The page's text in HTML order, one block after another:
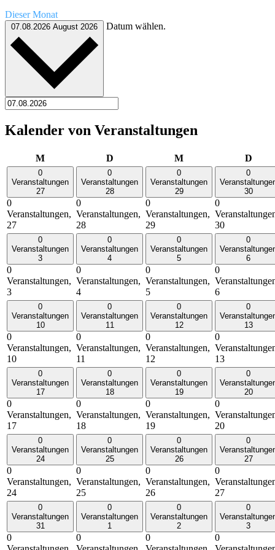
Dieser Monat
07.08.2026 August 2026 Datum wählen.
Kalender von Veranstaltungen
MMontag DDienstag MMittwoch D
0
Veranstaltungen
27
0
Veranstaltungen,
27
0
Veranstaltungen
28
0
Veranstaltungen,
28
0
Veranstaltungen
29
0
Veranstaltungen,
29
0
30
0
30
0
Veranstaltungen
3
0
Veranstaltungen,
3
0
Veranstaltungen
4
0
Veranstaltungen,
4
0
Veranstaltungen
5
0
Veranstaltungen,
5
0
6
0
6
0
Veranstaltungen
10
0
Veranstaltungen,
10
0
Veranstaltungen
11
0
Veranstaltungen,
11
0
Veranstaltungen
12
0
Veranstaltungen,
12
0
13
0
13
0
Veranstaltungen
17
0
Veranstaltungen,
17
0
Veranstaltungen
18
0
Veranstaltungen,
18
0
Veranstaltungen
19
0
Veranstaltungen,
19
0
20
0
20
0
Veranstaltungen
24
0
Veranstaltungen,
24
0
Veranstaltungen
25
0
Veranstaltungen,
25
0
Veranstaltungen
26
0
Veranstaltungen,
26
0
27
0
27
0
Veranstaltungen
31
0
0
Veranstaltungen
1
0
0
Veranstaltungen
2
0
0
3
0